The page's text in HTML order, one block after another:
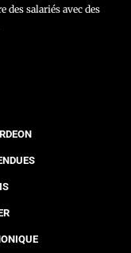
des salariés avec des